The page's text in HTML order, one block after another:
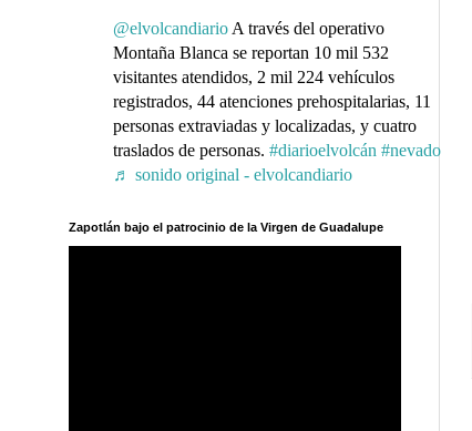
@elvolcandiario A través del operativo
Montaña Blanca se reportan 10 mil 532
visitantes atendidos, 2 mil 224 vehículos
registrados, 44 atenciones prehospitalarias, 11
personas extraviadas y localizadas, y cuatro
traslados de personas. #diarioelvolcán #nevado
♬ sonido original - elvolcandiario
Zapotlán bajo el patrocinio de la Virgen de Guadalupe